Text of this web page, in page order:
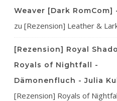
Weaver [Dark RomCom]
zu [Rezension] Leather &
[Rezension] Royal
Royals of Nightfall -
Dämonenfluch - Julia
[Rezension] Royals of